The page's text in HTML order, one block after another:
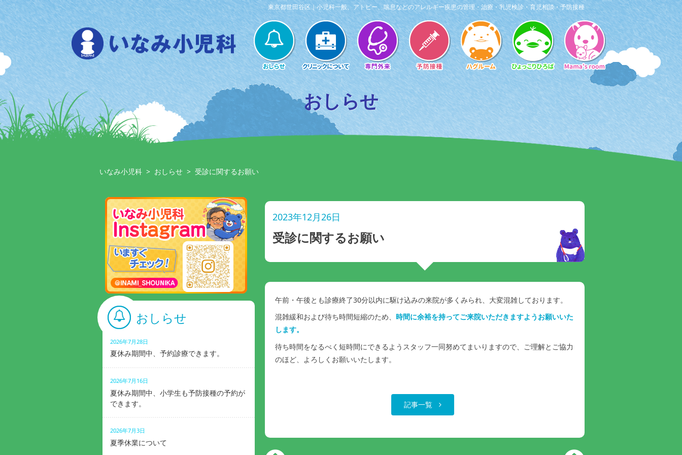
Skip
to
content
東京都世田谷区｜小児科一般、アトピー、喘息などのアレルギー疾患の管理・治療・乳児検診・育児相談・予防接種
おしらせ
いなみ小児科 > おしらせ > 受診に関するお願い
2023年12月26日
受診に関するお願い
午前・午後とも診療終了30分以内に駆け込みの来院が多くみられ、大変混雑しております。
混雑緩和および待ち時間短縮のため、 時間に余裕を持ってご来院いただきますようお願いいた
します。
待ち時間をなるべく短時間にできるようスタッフ一同努めてまいりますので、ご理解とご協力
のほど、よろしくお願いいたします。
記事一覧
おしらせ
2026年7月28日
夏休み期間中、予約診療できます。
2026年7月16日
夏休み期間中、小学生も予防接種の予約が
できます。
2026年7月3日
夏季休業について